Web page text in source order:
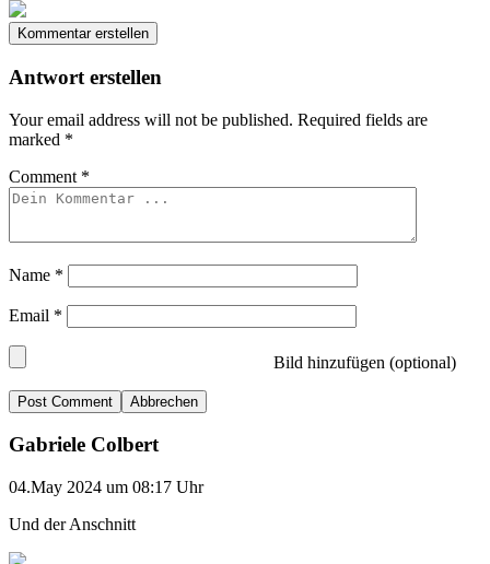
Kommentar erstellen
Antwort erstellen
Your email address will not be published. Required fields are
marked *
Comment *
Name *
Email *
Bild hinzufügen (optional)
Abbrechen
Gabriele Colbert
04.May 2024 um 08:17 Uhr
Und der Anschnitt